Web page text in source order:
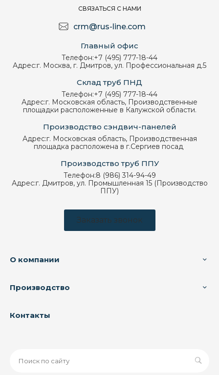
СВЯЗАТЬСЯ С НАМИ
crm@rus-line.com
Главный офис
Телефон:+7 (495) 777-18-44
Адрес:г. Москва, г. Дмитров, ул. Профессиональная д.5
Склад труб ПНД
Телефон:+7 (495) 777-18-44
Адрес:г. Московская область, Производственные
площадки расположенные в Калужской области.
Производство сэндвич-панелей
Адрес:г. Московская область, Производственная
площадка расположена в г.Сергиев посад
Производство труб ППУ
Телефон:8 (986) 314-94-49
Адрес:г. Дмитров, ул. Промышленная 15 (Производство
ППУ)
Заказать звонок
О компании
Производство
Контакты